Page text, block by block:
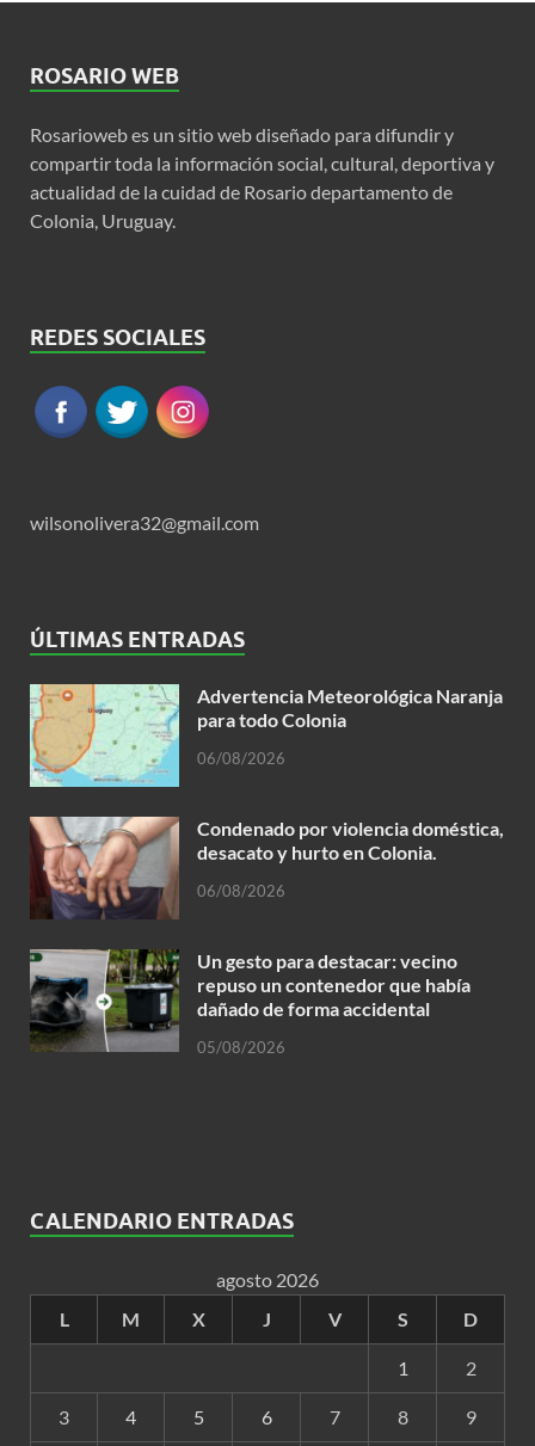
ROSARIO WEB
Rosarioweb es un sitio web diseñado para difundir y
compartir toda la información social, cultural, deportiva y
actualidad de la cuidad de Rosario departamento de
Colonia, Uruguay.
REDES SOCIALES
wilsonolivera32@gmail.com
ÚLTIMAS ENTRADAS
Advertencia Meteorológica Naranja
para todo Colonia
06/08/2026
Condenado por violencia doméstica,
desacato y hurto en Colonia.
06/08/2026
Un gesto para destacar: vecino
repuso un contenedor que había
dañado de forma accidental
05/08/2026
CALENDARIO ENTRADAS
agosto 2026
L
M X J V S D
1 2
3 4 5 6 7 8 9